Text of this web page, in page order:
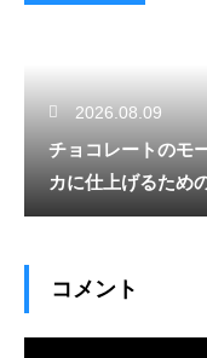
2026.08.09
チョコレートのモ
カに仕上げるため
コメント